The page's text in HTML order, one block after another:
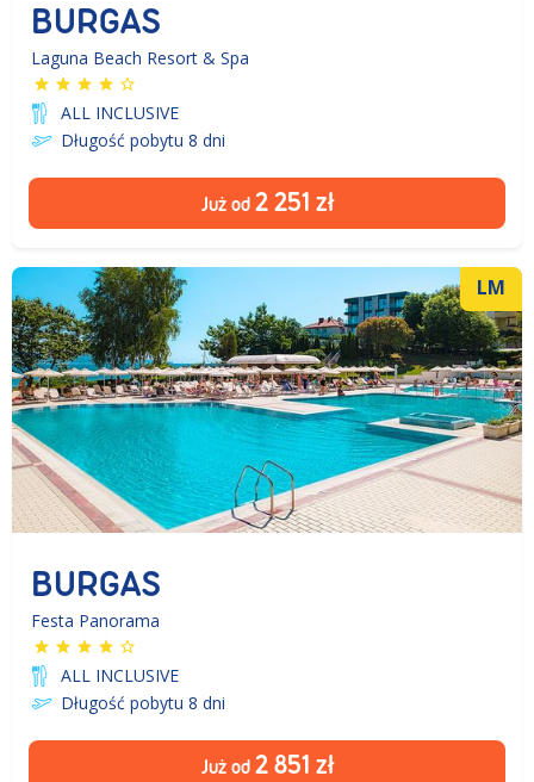
BURGAS
Laguna Beach Resort & Spa
ALL INCLUSIVE
Długość pobytu 8 dni
Już od 2 251 zł
LM
BURGAS
Festa Panorama
ALL INCLUSIVE
Długość pobytu 8 dni
Już od 2 851 zł